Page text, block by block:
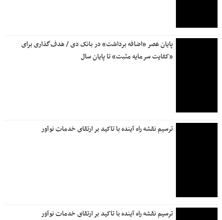
پایان عصر «اضافه برداشت» در بانک دی / هدف‌گذاری برای
«کفایت سرمایه مثبت» تا پایان سال
ترسیم نقشه راه آینده با تاکید بر ارتقای خدمات نوآور
ترسیم نقشه راه آینده با تاکید بر ارتقای خدمات نوآور